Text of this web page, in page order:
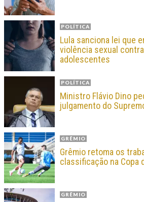
POLÍTICA
Lula sanciona lei que
violência sexual
adolescentes
POLÍTICA
Ministro Flávio Dino
julgamento do
GRÊMIO
Grêmio retoma os
classificação na Copa
GRÊMIO